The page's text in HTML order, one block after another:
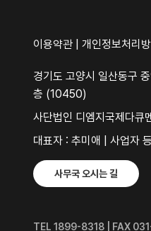
이용약관 개인정보처리
경기도 고양시 일산동구
층 (10450)
사단법인 디엠지국제다큐
대표자 : 추미애 | 사업자
사무국 오시는 길
TEL 1899-8318 | FAX